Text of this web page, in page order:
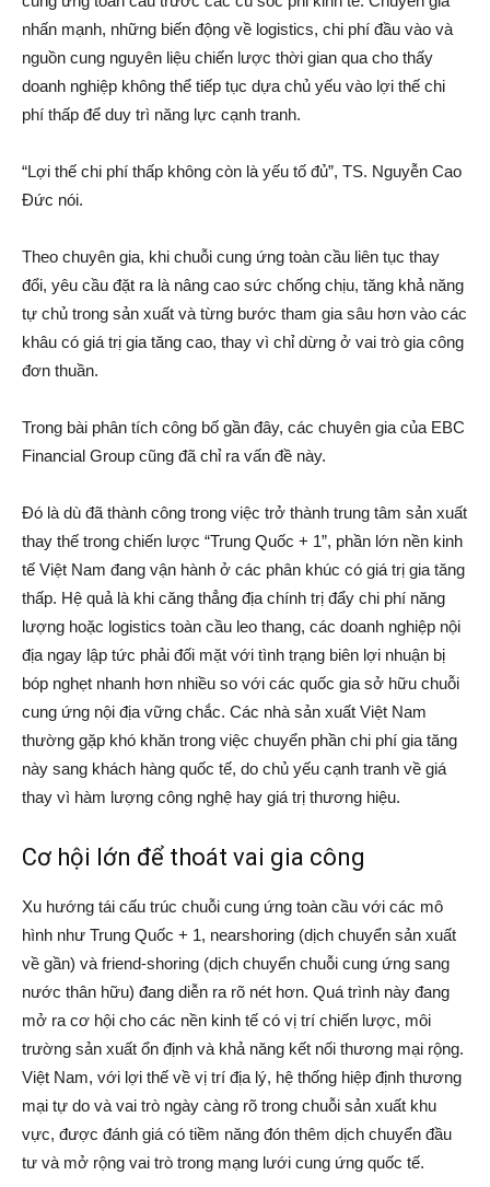
nhấn mạnh, những biến động về logistics, chi phí đầu vào và
nguồn cung nguyên liệu chiến lược thời gian qua cho thấy
doanh nghiệp không thể tiếp tục dựa chủ yếu vào lợi thế chi
phí thấp để duy trì năng lực cạnh tranh.
“Lợi thế chi phí thấp không còn là yếu tố đủ”, TS. Nguyễn Cao
Đức nói.
Theo chuyên gia, khi chuỗi cung ứng toàn cầu liên tục thay
đổi, yêu cầu đặt ra là nâng cao sức chống chịu, tăng khả năng
tự chủ trong sản xuất và từng bước tham gia sâu hơn vào các
khâu có giá trị gia tăng cao, thay vì chỉ dừng ở vai trò gia công
đơn thuần.
Trong bài phân tích công bố gần đây, các chuyên gia của EBC
Financial Group cũng đã chỉ ra vấn đề này.
Đó là dù đã thành công trong việc trở thành trung tâm sản xuất
thay thế trong chiến lược “Trung Quốc + 1”, phần lớn nền kinh
tế Việt Nam đang vận hành ở các phân khúc có giá trị gia tăng
thấp. Hệ quả là khi căng thẳng địa chính trị đẩy chi phí năng
lượng hoặc logistics toàn cầu leo thang, các doanh nghiệp nội
địa ngay lập tức phải đối mặt với tình trạng biên lợi nhuận bị
bóp nghẹt nhanh hơn nhiều so với các quốc gia sở hữu chuỗi
cung ứng nội địa vững chắc. Các nhà sản xuất Việt Nam
thường gặp khó khăn trong việc chuyển phần chi phí gia tăng
này sang khách hàng quốc tế, do chủ yếu cạnh tranh về giá
thay vì hàm lượng công nghệ hay giá trị thương hiệu.
Cơ hội lớn để thoát vai gia công
Xu hướng tái cấu trúc chuỗi cung ứng toàn cầu với các mô
hình như Trung Quốc + 1, nearshoring (dịch chuyển sản xuất
về gần) và friend-shoring (dịch chuyển chuỗi cung ứng sang
nước thân hữu) đang diễn ra rõ nét hơn. Quá trình này đang
mở ra cơ hội cho các nền kinh tế có vị trí chiến lược, môi
trường sản xuất ổn định và khả năng kết nối thương mại rộng.
Việt Nam, với lợi thế về vị trí địa lý, hệ thống hiệp định thương
mại tự do và vai trò ngày càng rõ trong chuỗi sản xuất khu
vực, được đánh giá có tiềm năng đón thêm dịch chuyển đầu
tư và mở rộng vai trò trong mạng lưới cung ứng quốc tế.